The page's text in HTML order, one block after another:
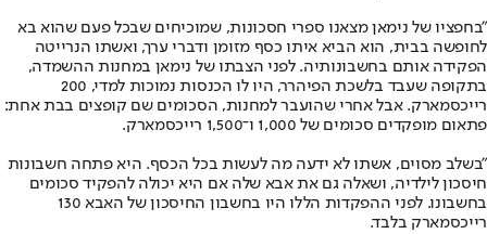
"בחפציו של נימאן מצאנו ספרי חסכונות, שמוכיחים שבכל פעם שהוא בא
לחופשה בבית, הוא הביא איתו כסף מזומן ודברי ערך, ואשתו הנרייטה
הפקידה אותם בחשבונותיה. לפני הצבתו של נימאן במחנות ההשמדה,
בתקופה שעבד בלשכת הפיהרר, היו לו הכנסות נמוכות למדי, 200
רייכסמארק. אבל אחרי שהועבר למחנות, הסכומים שם קופצים בבת אחת:
פתאום מופקדים סכומים של 1,000 ו־1,500 רייכסמארק.
"בשלב מסוים, אשתו לא ידעה מה לעשות בכל הכסף. היא פתחה חשבונות
חיסכון לילדיה, ושאלה גם את אבא שלה אם היא יכולה להפקיד סכומים
בחשבונו. לפני ההפקדות הללו היו בחשבון החיסכון של האבא 130
רייכסמארק בלבד.